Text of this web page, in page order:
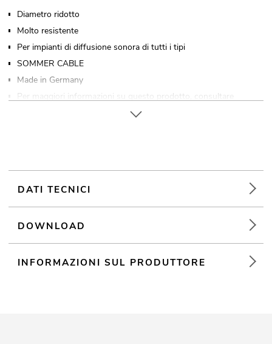
Diametro ridotto
Molto resistente
Per impianti di diffusione sonora di tutti i tipi
SOMMER CABLE
Made in Germany
Per maggiori informazioni su questo prodotto, consultare
"Download" nella scheda tecnica
DATI TECNICI
DOWNLOAD
INFORMAZIONI SUL PRODUTTORE